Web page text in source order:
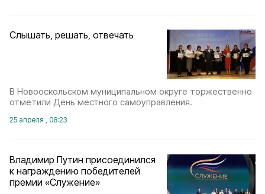
Слышать, решать, отвечать
В Новооскольском муниципальном округе торжественно
отметили День местного самоуправления.
25 апреля , 08:23
Владимир Путин присоединился
к награждению победителей
премии «Служение»